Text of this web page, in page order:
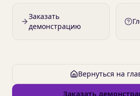
Заказать
демонстрацию
Вернуться на
Заказать